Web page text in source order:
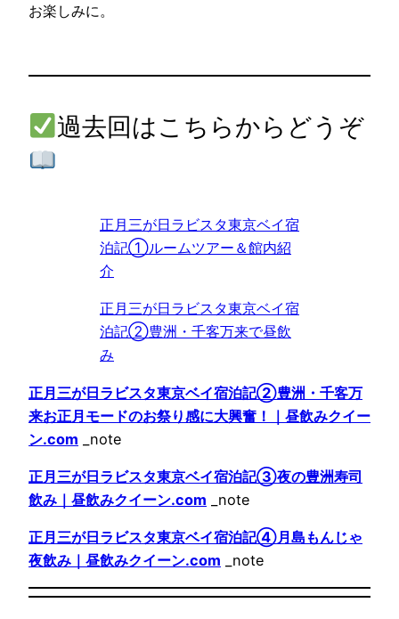
お楽しみに。
過去回はこちらからどうぞ
正月三が日ラビスタ東京ベイ宿
泊記①ルームツアー＆館内紹
介
正月三が日ラビスタ東京ベイ宿
泊記②豊洲・千客万来で昼飲
み
正月三が日ラビスタ東京ベイ宿泊記②豊洲・千客万
来お正月モードのお祭り感に大興奮！｜昼飲みクイー
ン.com _note
正月三が日ラビスタ東京ベイ宿泊記③夜の豊洲寿司
飲み｜昼飲みクイーン.com _note
正月三が日ラビスタ東京ベイ宿泊記④月島もんじゃ
夜飲み｜昼飲みクイーン.com _note